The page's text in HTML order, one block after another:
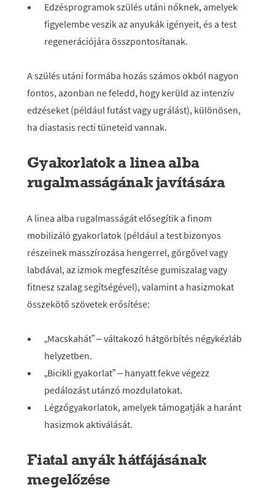
Edzésprogramok szülés utáni nőknek, amelyek
figyelembe veszik az anyukák igényeit, és a test
regenerációjára összpontosítanak.
A szülés utáni formába hozás számos okból nagyon
fontos, azonban ne feledd, hogy kerüld az intenzív
edzéseket (például futást vagy ugrálást), különösen,
ha diastasis recti tüneteid vannak.
Gyakorlatok a linea alba
rugalmasságának javítására
A linea alba rugalmasságát elősegítik a finom
mobilizáló gyakorlatok (például a test bizonyos
részeinek masszírozása hengerrel, görgővel vagy
labdával, az izmok megfeszítése gumiszalag vagy
fitnesz szalag segítségével), valamint a hasizmokat
összekötő szövetek erősítése:
„Macskahát” – váltakozó hátgörbítés négykézláb
helyzetben.
„Bicikli gyakorlat” – hanyatt fekve végezz
pedálozást utánzó mozdulatokat.
Légzőgyakorlatok, amelyek támogatják a haránt
hasizmok aktiválását.
Fiatal anyák hátfájásának
megelőzése